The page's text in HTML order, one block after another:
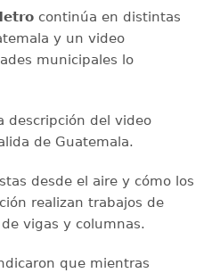
continúa en distintas
y un video
municipales lo
descripción del video
de Guatemala.
desde el aire y cómo los
realizan trabajos de
vigas y columnas.
que mientras